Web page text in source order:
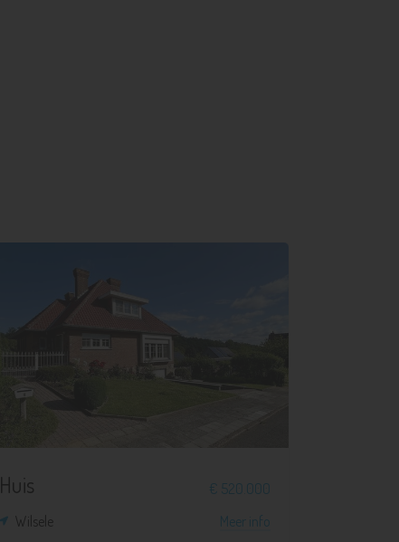
3
Huis
€ 520.000
Wilsele
Meer info